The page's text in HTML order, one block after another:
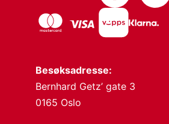
Besøksadresse:
Bernhard Getz’ gate 3
0165 Oslo